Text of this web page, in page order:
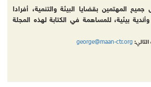
المهتمين بقضايا البيئة والتنمية، أفرادا
بيئية، للمساهمة في الكتابة لهذه المجلة
george@maan-ctr.org